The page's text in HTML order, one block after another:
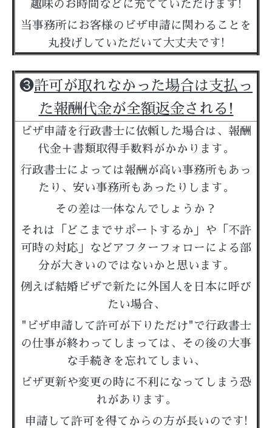
趣味のお時間などに充てていただけます!
当事務所にお客様のビザ申請に関わることを
丸投げしていただいて大丈夫です!
❸許可が取れなかった場合は支払っ
た報酬代金が全額返金される!
ビザ申請を行政書士に依頼した場合は、報酬
代金＋書類取得手数料がかかります。
行政書士によっては報酬が高い事務所もあっ
たり、安い事務所もあったりします。
その差は一体なんでしょうか？
それは「どこまでサポートするか」や「不許
可時の対応」などアフターフォローによる部
分が大きいのではないかと思います。
例えば結婚ビザで新たに外国人を日本に呼び
たい場合、
"ビザ申請して許可が下りただけ"で行政書士
の仕事が終わってしまっては、その後の大事
な手続きを忘れてしまい、
ビザ更新や変更の時に不利になってしまう恐
れがあります。
申請して許可を得てからの方が長いのです!